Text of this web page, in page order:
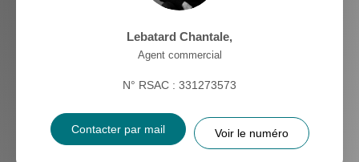
Lebatard Chantale,
Agent commercial
N° RSAC : 331273573
Contacter par mail Voir le numéro